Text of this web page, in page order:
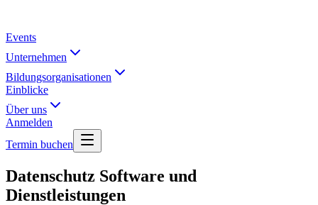
Events
Unternehmen
Bildungsorganisationen
Einblicke
Über uns
Anmelden
Termin buchen
Datenschutz Software und
Dienstleistungen